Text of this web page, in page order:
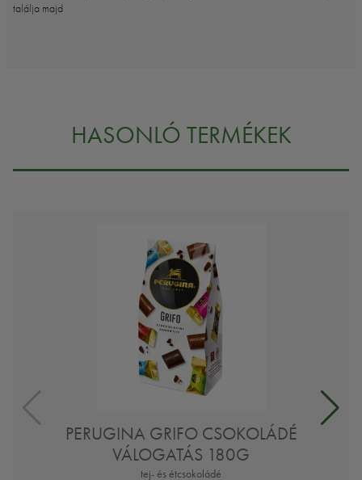
találja majd
HASONLÓ TERMÉKEK
PERUGINA GRIFO CSOKOLÁDÉ
VÁLOGATÁS 180G
tej- és étcsokoládé